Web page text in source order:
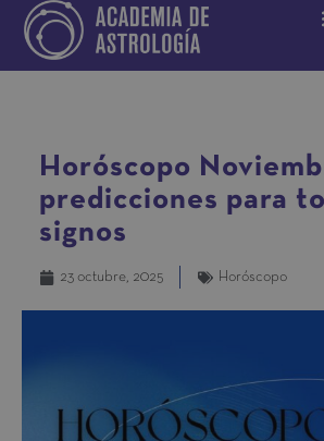
Horóscopo
predicciones para
signos
23 octubre, 2025 Horóscopo